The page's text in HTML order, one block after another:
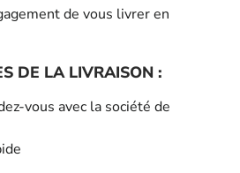
de vous livrer en
DE LA LIVRAISON :
vous avec la société de